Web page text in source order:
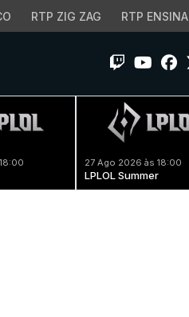
RTP ZIG ZAG RTP ENSINA
27 Ago 2026 às 18:00
LPLOL Summer